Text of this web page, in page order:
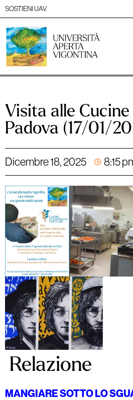
SOSTIENI UAV
Visita alle
Padova (17/01/
Dicembre 18, 2025 8:15
Relazione
MANGIARE SOTTO LO